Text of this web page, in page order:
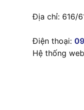
Địa chỉ: 616/
Điện thoại:
Hệ thống